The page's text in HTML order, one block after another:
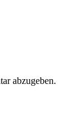
abzugeben.